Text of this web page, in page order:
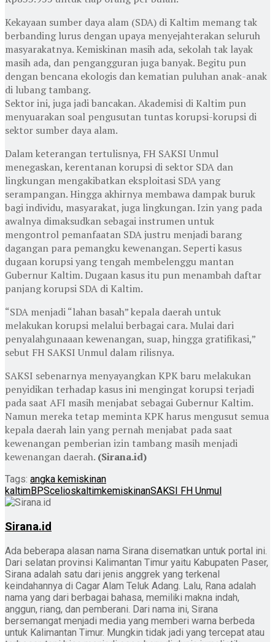
Kekayaan sumber daya alam (SDA) di Kaltim memang tak
berbanding lurus dengan upaya menyejahterakan seluruh
masyarakatnya. Kemiskinan masih ada, sekolah tak layak
masih ada, dan pengangguran juga banyak. Begitu pun
dengan bencana ekologis dan kematian puluhan anak-anak
di lubang tambang.
Sektor ini, juga jadi bancakan. Akademisi di Kaltim pun
menyuarakan soal pengusutan tuntas korupsi-korupsi di
sektor sumber daya alam.
Dalam keterangan tertulisnya, FH SAKSI Unmul
menegaskan, kerentanan korupsi di sektor SDA dan
lingkungan mengakibatkan eksploitasi SDA yang
serampangan. Hingga akhirnya membawa dampak buruk
bagi individu, masyarakat, juga lingkungan. Izin yang pada
awalnya dimaksudkan sebagai instrumen untuk
mengontrol pemanfaatan SDA justru menjadi barang
dagangan para pemangku kewenangan. Seperti kasus
dugaan korupsi yang tengah membelenggu mantan
Gubernur Kaltim. Dugaan kasus itu pun menambah daftar
panjang korupsi SDA di Kaltim.
“SDA menjadi “lahan basah” kepala daerah untuk
melakukan korupsi melalui berbagai cara. Mulai dari
penyalahgunaaan kewenangan, suap, hingga gratifikasi,”
sebut FH SAKSI Unmul dalam rilisnya.
SAKSI sebenarnya menyayangkan KPK baru melakukan
penyidikan terhadap kasus ini mengingat korupsi terjadi
pada saat AFI masih menjabat sebagai Gubernur Kaltim.
Namun mereka tetap meminta KPK harus mengusut semua
kepala daerah lain yang pernah menjabat pada saat
kewenangan pemberian izin tambang masih menjadi
kewenangan daerah. (Sirana.id)
Tags: angka kemiskinan
kaltimBPScelioskaltimkemiskinanSAKSI FH Unmul
Sirana.id
Ada beberapa alasan nama Sirana disematkan untuk portal ini.
Dari selatan provinsi Kalimantan Timur yaitu Kabupaten Paser,
Sirana adalah satu dari jenis anggrek yang terkenal
keindahannya di Cagar Alam Teluk Adang. Lalu, Rana adalah
nama yang dari berbagai bahasa, memiliki makna indah,
anggun, riang, dan pemberani. Dari nama ini, Sirana
bersemangat menjadi media yang memberi warna berbeda
untuk Kalimantan Timur. Mungkin tidak jadi yang tercepat atau